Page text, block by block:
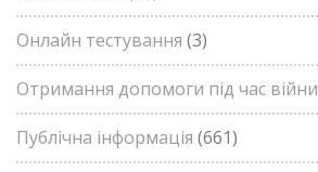
Онлайн тестування (3)
Отримання допомоги під час війни
Публічна інформація (661)